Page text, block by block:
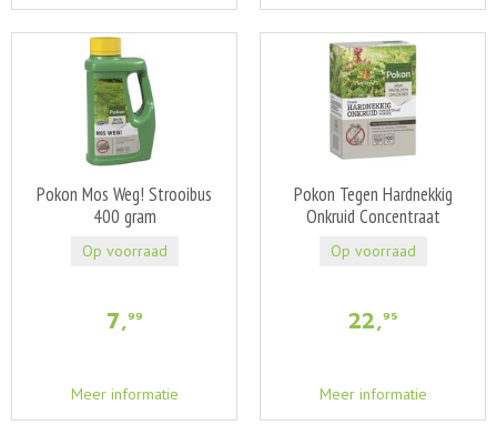
Pokon Mos Weg! Strooibus
400 gram
7,99
Meer informatie
Op voorraad
Pokon Tegen Hardnekkig
Onkruid Concentraat
22,95
Meer informatie
Op voorraad